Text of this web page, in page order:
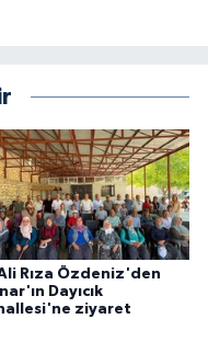
Rıza Özdeniz'den
Dayıcık
ziyaret